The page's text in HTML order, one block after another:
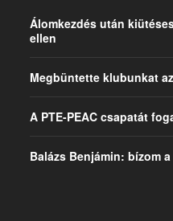
Álomkezdés után
ellen
Megbüntette klubunkat
A PTE-PEAC csapatát
Balázs Benjámin: bízom